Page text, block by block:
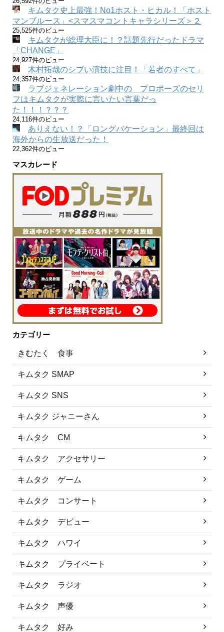
キムタク史上最強！No1ホスト・ヒカル！「ホスト
マンブルース」<スマスマコントキャラシリーズ＞２
25,525件のビュー
キムタクが総理大臣に！？話題先行だったドラマ
「CHANGE」
24,927件のビュー
木村拓哉のシブい演技に注目！「若者のすべて」
24,357件のビュー
ラブジェネレーション劇中の プロポーズのセリ
フはキムタクが実際に言いたい言葉だっ
た！！！？？？
24,116件のビュー
ありえない！？「ロングバケーション」最終回は
海外からの生放送だった！
22,362件のビュー
マスカレード
カテゴリー
きむたく 食事
キムタク SMAP
キムタク SNS
キムタク ジャニーさん
キムタク CM
キムタク アクセサリー
キムタク ゲーム
キムタク コンサート
キムタク デビュー
キムタク ハワイ
キムタク プライベート
キムタク ラジオ
キムタク 声優
キムタク 好み